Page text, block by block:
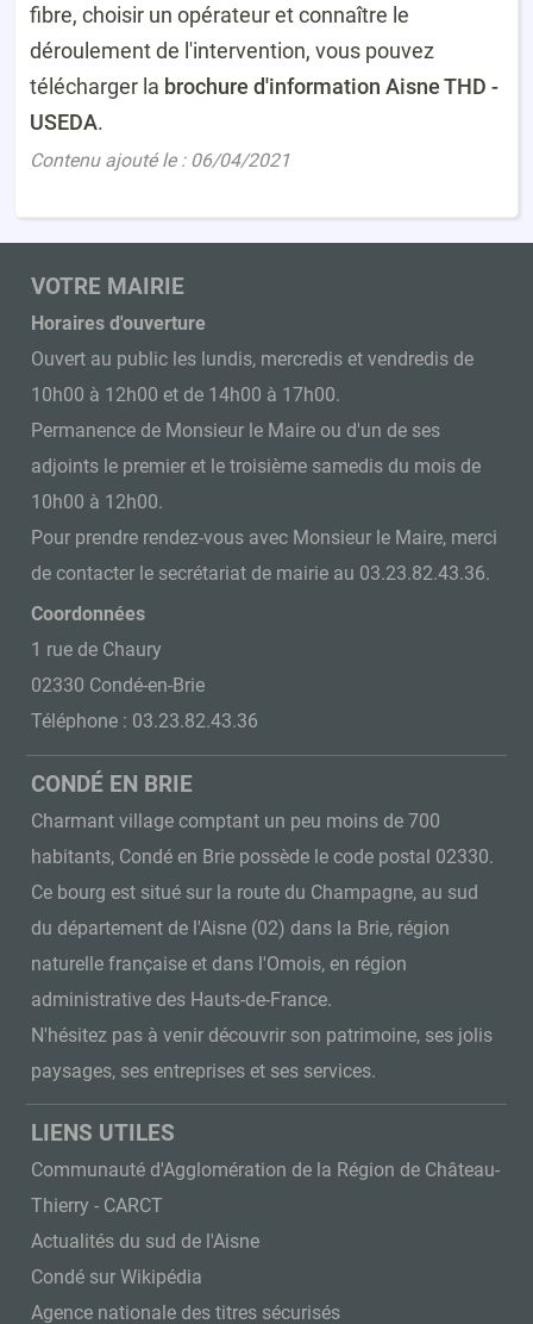
fibre, choisir un opérateur et connaître le
déroulement de l'intervention, vous pouvez
télécharger la brochure d'information Aisne THD -
USEDA.
Contenu ajouté le : 06/04/2021
VOTRE MAIRIE
Horaires d'ouverture
Ouvert au public les lundis, mercredis et vendredis de
10h00 à 12h00 et de 14h00 à 17h00.
Permanence de Monsieur le Maire ou d'un de ses
adjoints le premier et le troisième samedis du mois de
10h00 à 12h00.
Pour prendre rendez-vous avec Monsieur le Maire, merci
de contacter le secrétariat de mairie au 03.23.82.43.36.
Coordonnées
1 rue de Chaury
02330 Condé-en-Brie
Téléphone : 03.23.82.43.36
CONDÉ EN BRIE
Charmant village comptant un peu moins de 700
habitants, Condé en Brie possède le code postal 02330.
Ce bourg est situé sur la route du Champagne, au sud
du département de l'Aisne (02) dans la Brie, région
naturelle française et dans l'Omois, en région
administrative des Hauts-de-France.
N'hésitez pas à venir découvrir son patrimoine, ses jolis
paysages, ses entreprises et ses services.
LIENS UTILES
Communauté d'Agglomération de la Région de Château-
Thierry - CARCT
Actualités du sud de l'Aisne
Condé sur Wikipédia
Agence nationale des titres sécurisés